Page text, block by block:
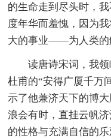
的生命走到尽头时，
度年华而羞愧，因为
大的事业——为人类的
读唐诗宋词，我
杜甫的“安得广厦千万
示了他兼济天下的博
浪会有时，直挂云帆
的性格与充满自信的